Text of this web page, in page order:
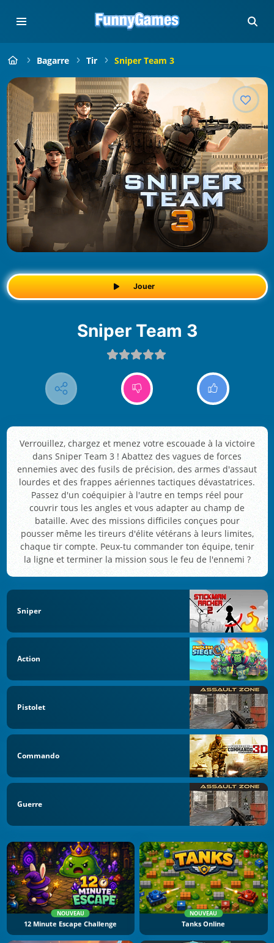
Bagarre Tir Sniper Team 3
Jouer
Sniper Team 3
Verrouillez, chargez et menez votre escouade à la victoire
dans Sniper Team 3 ! Abattez des vagues de forces
ennemies avec des fusils de précision, des armes d'assaut
lourdes et des frappes aériennes tactiques dévastatrices.
Passez d'un coéquipier à l'autre en temps réel pour
couvrir tous les angles et vous adapter au champ de
bataille. Avec des missions difficiles conçues pour
pousser même les tireurs d'élite vétérans à leurs limites,
chaque tir compte. Peux-tu commander ton équipe, tenir
la ligne et terminer la mission sous le feu de l'ennemi ?
Sniper
Action
Pistolet
Commando
Guerre
NOUVEAU
12 Minute Escape Challenge
NOUVEAU
Tanks Online